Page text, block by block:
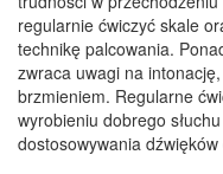
regularnie ćwiczyć skale
technikę palcowania.
zwraca uwagi na
brzmieniem. Regularne
wyrobieniu dobrego
dostosowywania